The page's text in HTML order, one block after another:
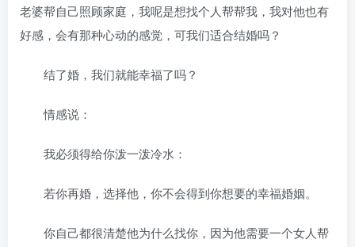
老婆帮自己照顾家庭，我呢是想找个人帮帮我，我对他也有
好感，会有那种心动的感觉，可我们适合结婚吗？
结了婚，我们就能幸福了吗？
情感说：
我必须得给你泼一泼冷水：
若你再婚，选择他，你不会得到你想要的幸福婚姻。
你自己都很清楚他为什么找你，因为他需要一个女人帮